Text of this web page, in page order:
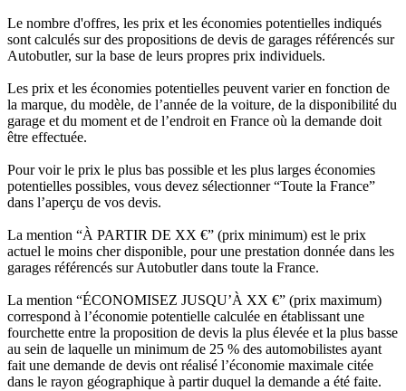
Le nombre d'offres, les prix et les économies potentielles indiqués
sont calculés sur des propositions de devis de garages référencés sur
Autobutler, sur la base de leurs propres prix individuels.
Les prix et les économies potentielles peuvent varier en fonction de
la marque, du modèle, de l’année de la voiture, de la disponibilité du
garage et du moment et de l’endroit en France où la demande doit
être effectuée.
Pour voir le prix le plus bas possible et les plus larges économies
potentielles possibles, vous devez sélectionner “Toute la France”
dans l’aperçu de vos devis.
La mention “À PARTIR DE XX €” (prix minimum) est le prix
actuel le moins cher disponible, pour une prestation donnée dans les
garages référencés sur Autobutler dans toute la France.
La mention “ÉCONOMISEZ JUSQU’À XX €” (prix maximum)
correspond à l’économie potentielle calculée en établissant une
fourchette entre la proposition de devis la plus élevée et la plus basse
au sein de laquelle un minimum de 25 % des automobilistes ayant
fait une demande de devis ont réalisé l’économie maximale citée
dans le rayon géographique à partir duquel la demande a été faite.